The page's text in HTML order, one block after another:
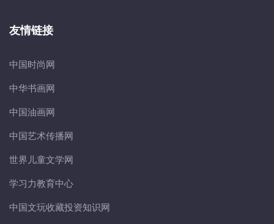
友情链接
中国时尚网
中华书画网
中国油画网
中国艺术传播网
世界儿童文学网
学习力教育中心
中国文玩收藏投资知识网